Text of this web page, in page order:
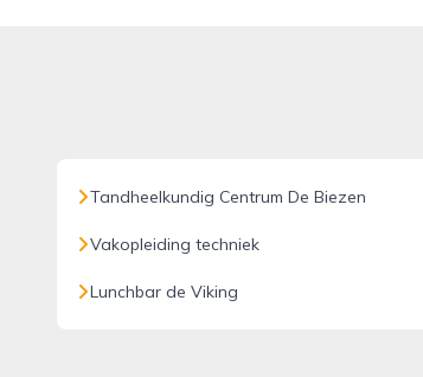
Tandheelkundig Centrum De Biezen
Vakopleiding techniek
Lunchbar de Viking